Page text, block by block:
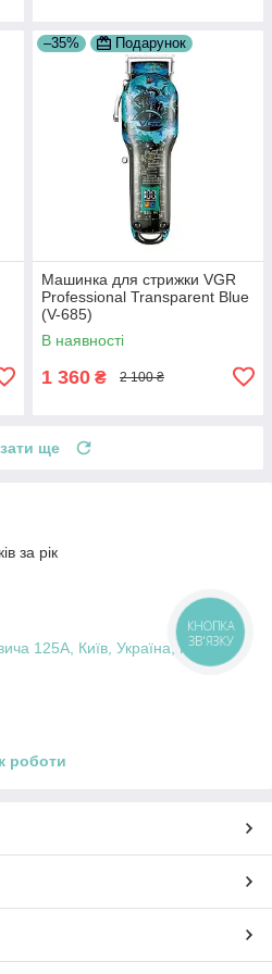
–35% Подарунок
Машинка для стрижки VGR
Professional Transparent Blue
(V-685)
В наявності
1 360 ₴ 2 100 ₴
ще
за рік
125А, Київ, Україна, Київ,
роботи
КНОПКА
ЗВ'ЯЗКУ